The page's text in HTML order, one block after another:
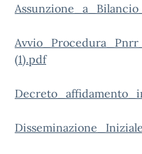
(1).pdf